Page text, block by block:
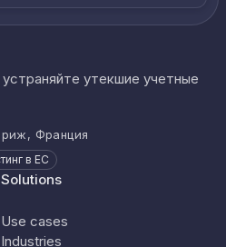
утекшие учетные
Франция
в ЕС
Solutions
Use cases
Industries